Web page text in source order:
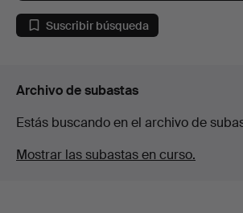
Suscribir búsqueda
Archivo de subastas
Estás buscando en el archivo de
Mostrar las subastas en curso.